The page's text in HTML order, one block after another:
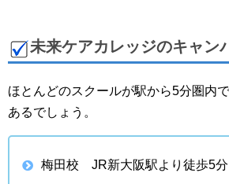
未来ケアカレッジのキャン
ほとんどのスクールが駅から5分圏内
あるでしょう。
梅田校 JR新大阪駅より徒歩5分